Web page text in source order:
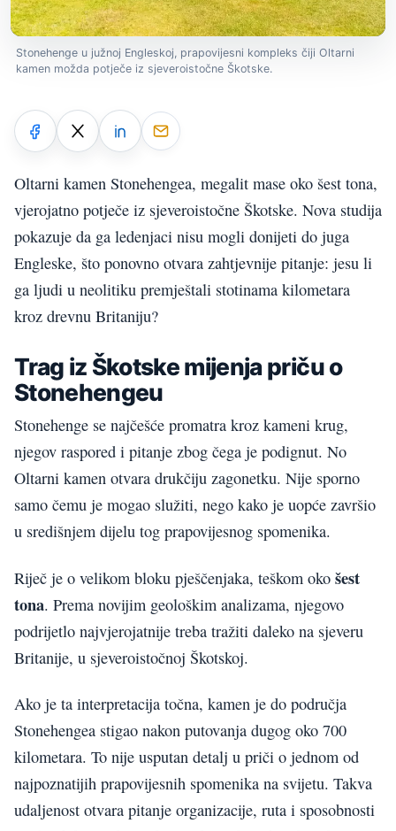
Stonehenge u južnoj Engleskoj, prapovijesni kompleks čiji Oltarni
kamen možda potječe iz sjeveroistočne Škotske.
Oltarni kamen Stonehengea, megalit mase oko šest tona,
vjerojatno potječe iz sjeveroistočne Škotske. Nova studija
pokazuje da ga ledenjaci nisu mogli donijeti do juga
Engleske, što ponovno otvara zahtjevnije pitanje: jesu li
ga ljudi u neolitiku premještali stotinama kilometara
kroz drevnu Britaniju?
Trag iz Škotske mijenja priču o
Stonehengeu
Stonehenge se najčešće promatra kroz kameni krug,
njegov raspored i pitanje zbog čega je podignut. No
Oltarni kamen otvara drukčiju zagonetku. Nije sporno
samo čemu je mogao služiti, nego kako je uopće završio
u središnjem dijelu tog prapovijesnog spomenika.
Riječ je o velikom bloku pješčenjaka, teškom oko šest
tona. Prema novijim geološkim analizama, njegovo
podrijetlo najvjerojatnije treba tražiti daleko na sjeveru
Britanije, u sjeveroistočnoj Škotskoj.
Ako je ta interpretacija točna, kamen je do područja
Stonehengea stigao nakon putovanja dugog oko 700
kilometara. To nije usputan detalj u priči o jednom od
najpoznatijih prapovijesnih spomenika na svijetu. Takva
udaljenost otvara pitanje organizacije, ruta i sposobnosti